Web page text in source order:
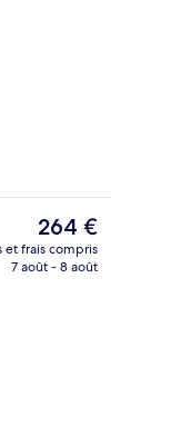
Le
prix
actuel
264 €
et frais compris
7 août - 8 août